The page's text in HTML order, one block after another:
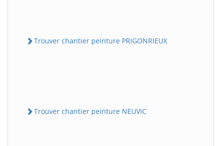
Trouver chantier peinture PRIGONRIEUX
Trouver chantier peinture NEUVIC